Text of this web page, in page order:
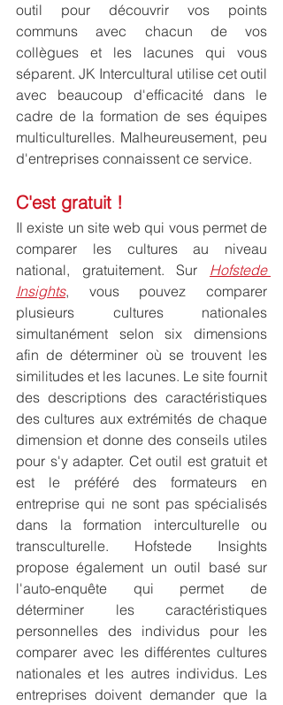
outil pour découvrir vos points
communs avec chacun de vos
collègues et les lacunes qui vous
séparent. JK Intercultural utilise cet outil
avec beaucoup d'efficacité dans le
cadre de la formation de ses équipes
multiculturelles. Malheureusement, peu
d'entreprises connaissent ce service.
C'est gratuit !
Il existe un site web qui vous permet de
comparer les cultures au niveau
national, gratuitement. Sur Hofstede
Insights, vous pouvez comparer
plusieurs cultures nationales
simultanément selon six dimensions
afin de déterminer où se trouvent les
similitudes et les lacunes. Le site fournit
des descriptions des caractéristiques
des cultures aux extrémités de chaque
dimension et donne des conseils utiles
pour s'y adapter. Cet outil est gratuit et
est le préféré des formateurs en
entreprise qui ne sont pas spécialisés
dans la formation interculturelle ou
transculturelle. Hofstede Insights
propose également un outil basé sur
l'auto-enquête qui permet de
déterminer les caractéristiques
personnelles des individus pour les
comparer avec les différentes cultures
nationales et les autres individus. Les
entreprises doivent demander que la